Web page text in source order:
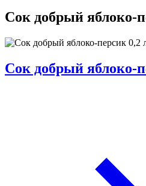
Сок добрый яблоко-
Сок добрый яблоко-